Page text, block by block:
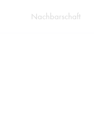
Nachbarschaft